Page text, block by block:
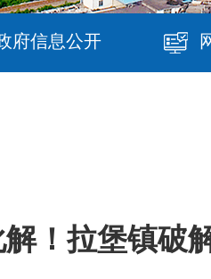
府信息公开
解！拉堡镇